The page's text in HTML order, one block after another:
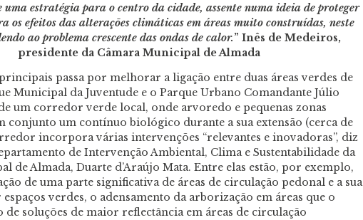
estratégia para o centro da cidade, assente numa ideia de proteger
os efeitos das alterações climáticas em áreas muito construídas, neste
ao problema crescente das ondas de calor.” Inês de Medeiros,
presidente da Câmara Municipal de Almada
passa por melhorar a ligação entre duas áreas verdes de
Municipal da Juventude e o Parque Urbano Comandante Júlio
um corredor verde local, onde arvoredo e pequenas zonas
conjunto um contínuo biológico durante a sua extensão (cerca de
incorpora várias intervenções “relevantes e inovadoras”, diz
de Intervenção Ambiental, Clima e Sustentabilidade da
de Almada, Duarte d’Araújo Mata. Entre elas estão, por exemplo,
de uma parte significativa de áreas de circulação pedonal e a sua
verdes, o adensamento da arborização em áreas que o
de soluções de maior reflectância em áreas de circulação